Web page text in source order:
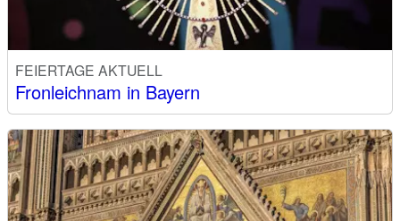
FEIERTAGE AKTUELL
Fronleichnam in Bayern